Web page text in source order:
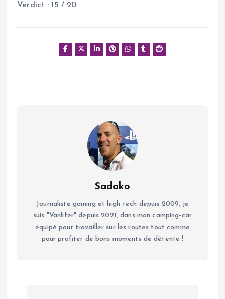
Verdict : 15 / 20
Sadako
Journaliste gaming et high-tech depuis 2009, je
suis "Vanlifer" depuis 2021, dans mon camping-car
équipé pour travailler sur les routes tout comme
pour profiter de bons moments de détente !